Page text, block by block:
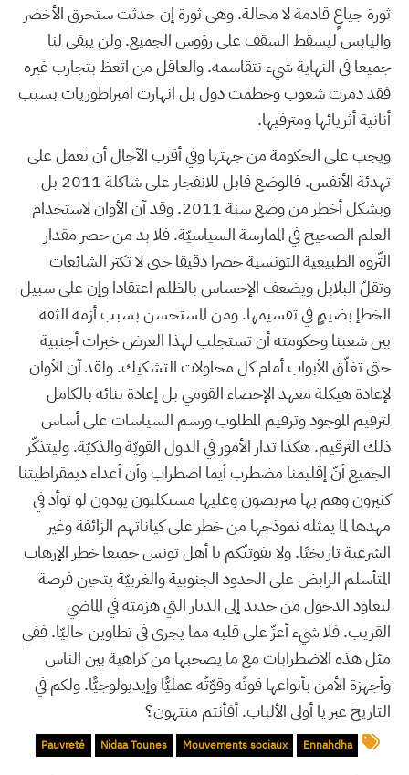
ثورة جياعٍ قادمة لا محالة. وهي ثورة إن حدثت ستحرق الأخضر
واليابس ليسقط السقف على رؤوس الجميع. ولن يبقى لنا
جميعا في النهاية شيء نتقاسمه. والعاقل من اتعظ بتجارب غيره
فقد دمرت شعوب وحطمت دول بل انهارت امبراطوريات بسبب
أنانية أثريائها ومترفيها.
ويجب على الحكومة من جهتها وفي أقرب الآجال أن تعمل على
تهدئة الأنفس. فالوضع قابل للانفجار على شاكلة 2011 بل
وبشكل أخطر من وضع سنة 2011. وقد آن الأوان لاستخدام
العلم الصحيح في الممارسة السياسيّة. فلا بد من حصر مقدار
الثّروة الطبيعية التونسية حصرا دقيقا حتى لا تكثر الشائعات
وتقلّ البلابل ويضعف الإحساس بالظلم اعتقادا وإن على سبيل
الخطإ بضيمٍ في تقسيمها. ومن المستحسن بسبب أزمة الثقة
بين شعبنا وحكومته أن تستجلب لهذا الغرض خبرات أجنبية
حتى تغلّق الأبواب أمام كل محاولات التشكيك. ولقد آن الأوان
لإعادة هيكلة معهد الإحصاء القومي بل إعادة بنائه بالكامل
لترقيم الموجود وترقيم المطلوب ورسم السياسات على أساس
ذلك الترقيم. هكذا تدار الأمور في الدول القويّة والذكيّة. وليتذكّر
الجميع أنّ إقليمنا مضطرب أيما اضطراب وأن أعداء ديمقراطيتنا
كثيرون وهم بها متربصون وعليها مستكلبون يودون لو توأد في
مهدها لما يمثله نموذجها من خطر على كياناتهم الزائفة وغير
الشرعية تاريخيًا. ولا يفوتنّكم يا أهل تونس جميعا خطر الإرهاب
المتأسلم الرابض على الحدود الجنوبية والغربيّة يتحين فرصة
ليعاود الدخول من جديد إلى الديار التي هزمته في الماضي
القريب. فلا شيء أعزّ على قلبه مما يجري في تطاوين حاليّا. ففي
مثل هذه الاضطرابات مع ما يصحبها من كراهية بين الناس
وأجهزة الأمن بأنواعها قوتُه وقوّتُه عمليًّا وإيديولوجيًّا. ولكم في
التاريخ عبر يا أولى الألباب. أفأنتم منتهون؟
Ennahdha
Mouvements sociaux
Nidaa Tounes
Pauvreté